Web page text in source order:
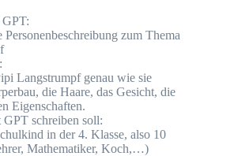
Personenbeschreibung zum Thema
Langstrumpf genau wie sie
die Haare, das Gesicht, die
Eigenschaften.
GPT schreiben soll:
in der 4. Klasse, also 10
Mathematiker, Koch,…)